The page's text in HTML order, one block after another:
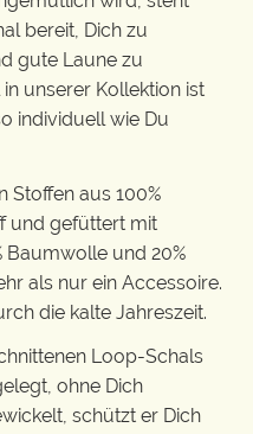
bereit, Dich zu
gute Laune zu
unserer Kollektion ist
individuell wie Du
Stoffen aus 100%
und gefüttert mit
Baumwolle und 20%
als nur ein Accessoire.
die kalte Jahreszeit.
Loop-Schals
ohne Dich
schützt er Dich